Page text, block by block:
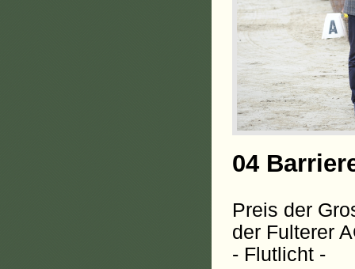
04
Preis der
der Fulterer
- Flutlicht -